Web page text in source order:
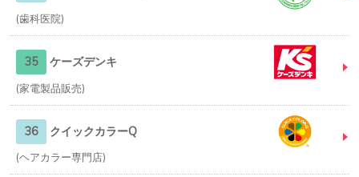
歯科医院
35 ケーズデンキ
家電製品販売
36 クイックカラーQ
ヘアカラー専門店